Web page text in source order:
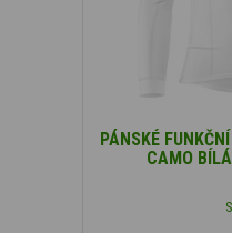
PÁNSKÉ
CAMO